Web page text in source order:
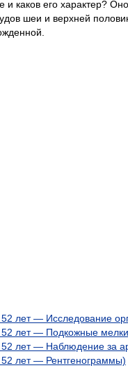
и каков его характер?
шеи и верхней
лет — Исследование
лет — Подкожные
52 лет — Наблюдение за
лет — Рентгенограммы)